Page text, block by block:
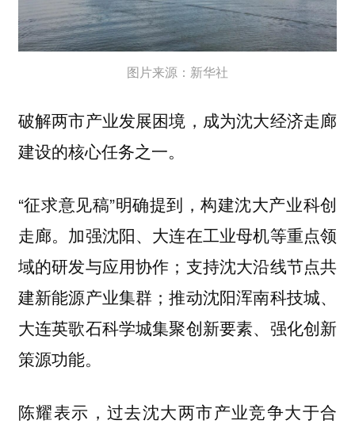
图片来源：新华社
破解两市产业发展困境，成为沈大经济走廊
建设的核心任务之一。
“征求意见稿”明确提到，构建沈大产业科创
走廊。加强沈阳、大连在工业母机等重点领
域的研发与应用协作；支持沈大沿线节点共
建新能源产业集群；推动沈阳浑南科技城、
大连英歌石科学城集聚创新要素、强化创新
策源功能。
陈耀表示，过去沈大两市产业竞争大于合